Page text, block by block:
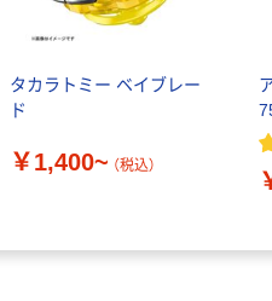
タカラトミー ベイブレー
ド
￥1,400~ （税込）
ィション
￥8,362~
（税込）